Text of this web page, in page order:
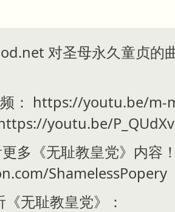
对圣母永久童贞
： https://youtu.be/m-
youtu.be/
多《无耻教皇党》内容！
ShamelessPopery
无耻教皇党》：